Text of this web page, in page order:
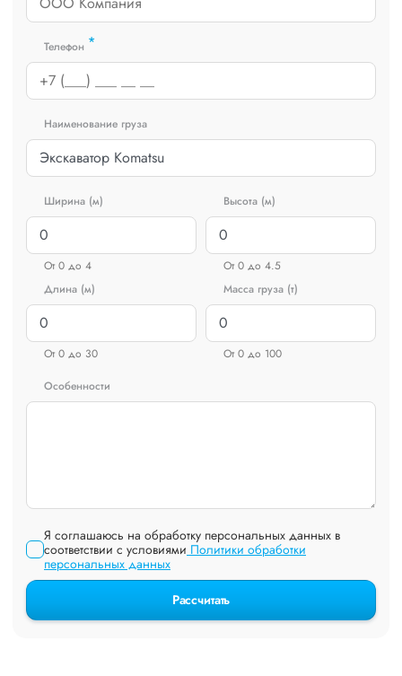
Телефон *
Наименование груза
Ширина (м)
От 0 до 4
Высота (м)
От 0 до 4.5
Длина (м)
От 0 до 30
Масса груза (т)
От 0 до 100
Особенности
Я соглашаюсь на обработку персональных данных в
соответствии с условиями Политики обработки
персональных данных
Рассчитать